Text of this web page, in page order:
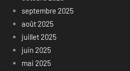
septembre 2025
août 2025
juillet 2025
juin 2025
mai 2025